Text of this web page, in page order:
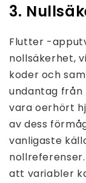
3.
Flutter -
nollsäkerhet,
koder och
undantag från
vara oerhört
av dess
vanligaste
att variabler